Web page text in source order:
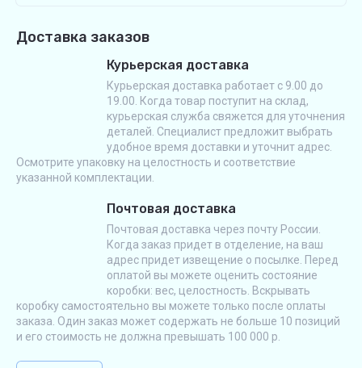
Доставка заказов
Курьерская доставка
Курьерская доставка работает с 9.00 до
19.00. Когда товар поступит на склад,
курьерская служба свяжется для уточнения
деталей. Специалист предложит выбрать
удобное время доставки и уточнит адрес.
Осмотрите упаковку на целостность и соответствие
указанной комплектации.
Почтовая доставка
Почтовая доставка через почту России.
Когда заказ придет в отделение, на ваш
адрес придет извещение о посылке. Перед
оплатой вы можете оценить состояние
коробки: вес, целостность. Вскрывать
коробку самостоятельно вы можете только после оплаты
заказа. Один заказ может содержать не больше 10 позиций
и его стоимость не должна превышать 100 000 р.